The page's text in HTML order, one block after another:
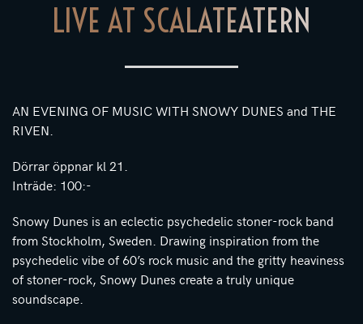
LIVE AT SCALATEATERN
AN EVENING OF MUSIC WITH SNOWY DUNES and THE
RIVEN.
Dörrar öppnar kl 21.
Inträde: 100:-
Snowy Dunes is an eclectic psychedelic stoner-rock band
from Stockholm, Sweden. Drawing inspiration from the
psychedelic vibe of 60’s rock music and the gritty heaviness
of stoner-rock, Snowy Dunes create a truly unique
soundscape.